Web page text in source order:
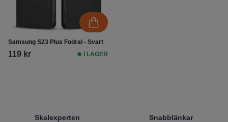
Samsung S23 Plus Fodral - Svart
119 kr I LAGER
Skalexperten Snabblänkar